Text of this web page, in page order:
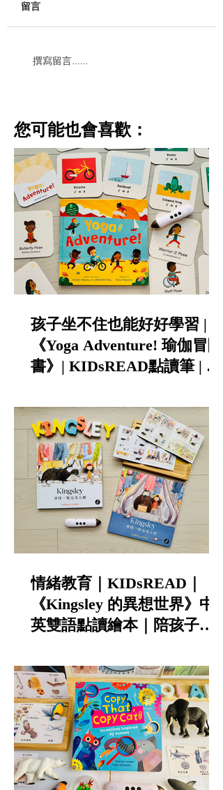
留言
撰寫留言......
​您可能也會喜歡：
孩子坐不住也能好好學習 |
《Yoga Adventure! 瑜伽冒險
書》| KIDsREAD點讀筆 | 中
情緒教育｜KIDsREAD｜
《Kingsley 的異想世界》中
英雙語點讀繪本｜陪孩子談